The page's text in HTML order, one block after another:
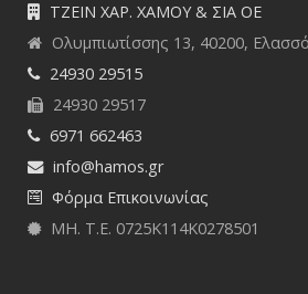
ΤΖΕΙΝ ΧΑΡ. ΧΑΜΟΥ & ΣΙΑ ΟΕ
Ολυμπιωτίσσης 13, 40200,
24930 29515
24930 29517
6971 662463
info@hamos.gr
Φόρμα Επικοινωνίας
ΜΗ. Τ.Ε. 0725Κ114Κ0278501